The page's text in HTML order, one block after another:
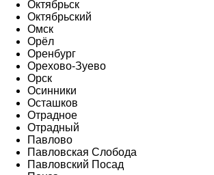
Октябрьск
Октябрьский
Омск
Орёл
Оренбург
Орехово-Зуево
Орск
Осинники
Осташков
Отрадное
Отрадный
Павлово
Павловская Слобода
Павловский Посад